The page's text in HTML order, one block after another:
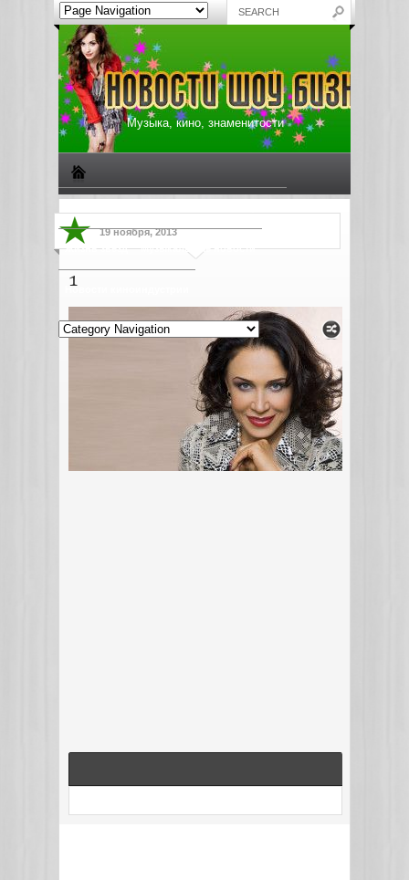
Музыка, кино, знаменитости
Жизнь звезд Музыкальные новости
Новости киноиндустрии
19 ноября, 2013
1